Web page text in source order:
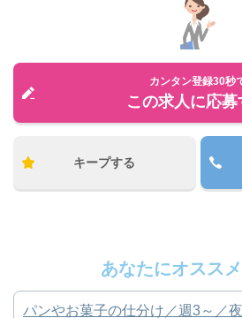
カンタン登録30秒
この求人に応募
キープする
あなたにオスス
パンやお菓子の仕分け／週3～／